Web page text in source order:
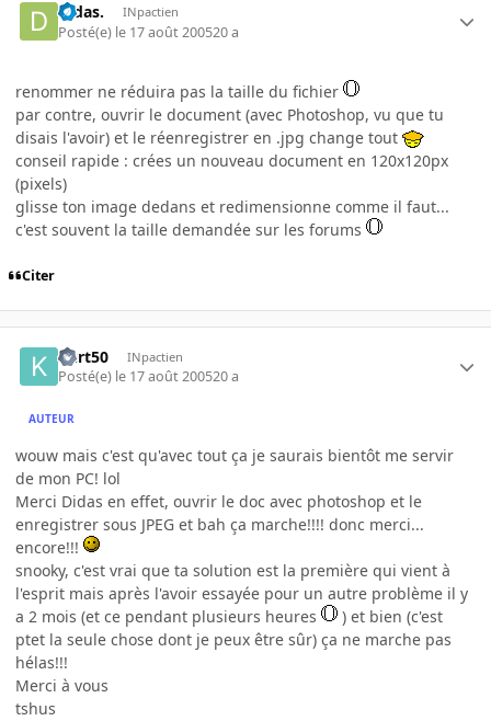
Didas. INpactien
Posté(e) le 17 août 200520 a
renommer ne réduira pas la taille du fichier
par contre, ouvrir le document (avec Photoshop, vu que tu
disais l'avoir) et le réenregistrer en .jpg change tout
conseil rapide : crées un nouveau document en 120x120px
(pixels)
glisse ton image dedans et redimensionne comme il faut...
c'est souvent la taille demandée sur les forums
Citer
Kurt50 INpactien
Posté(e) le 17 août 200520 a
AUTEUR
wouw mais c'est qu'avec tout ça je saurais bientôt me servir
de mon PC! lol
Merci Didas en effet, ouvrir le doc avec photoshop et le
enregistrer sous JPEG et bah ça marche!!!! donc merci...
encore!!!
snooky, c'est vrai que ta solution est la première qui vient à
l'esprit mais après l'avoir essayée pour un autre problème il y
a 2 mois (et ce pendant plusieurs heures
) et bien (c'est
ptet la seule chose dont je peux être sûr) ça ne marche pas
hélas!!!
Merci à vous
tshus